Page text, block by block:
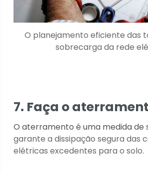
O planejamento eficiente das
sobrecarga da rede
7. Faça o
O aterramento é uma medida de
garante a dissipação segura das
elétricas excedentes para o solo.